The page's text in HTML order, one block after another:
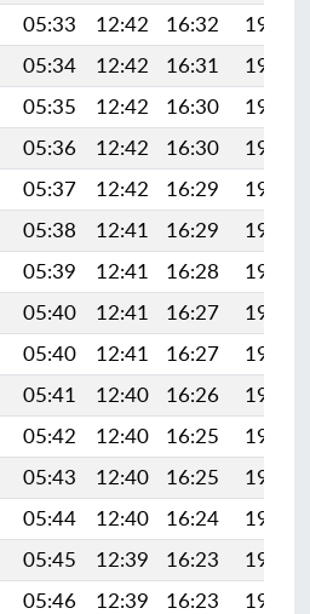
05:33 12:42 16:32
19:42
05:34 12:42 16:31
19:40
05:35 12:42 16:30
19:39
05:36 12:42 16:30
19:38
05:37 12:42 16:29
19:36
05:38 12:41 16:29
19:35
05:39 12:41 16:28
19:34
05:40 12:41 16:27
19:32
05:40 12:41 16:27
19:31
05:41 12:40 16:26
19:30
05:42 12:40 16:25
19:28
05:43 12:40 16:25
19:27
05:44 12:40 16:24
19:25
05:45 12:39 16:23
19:24
05:46 12:39 16:23 19:22